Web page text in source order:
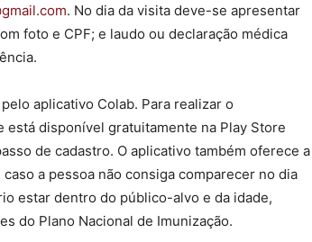
com. No dia da visita deve-se apresentar
foto e CPF; e laudo ou declaração médica
aplicativo Colab. Para realizar o
está disponível gratuitamente na Play Store
de cadastro. O aplicativo também oferece a
a pessoa não consiga comparecer no dia
estar dentro do público-alvo e da idade,
do Plano Nacional de Imunização.